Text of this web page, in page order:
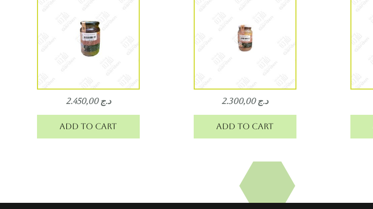
د.ج2.450,00
Add to cart
د.ج2.300,00
Add to cart